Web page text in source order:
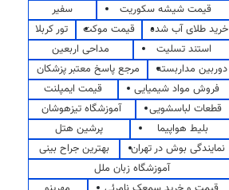
قیمت شیشه سکوریت
سفیر
خرید طلای آب شده
قیمت موکت
تور کربلا
استند تسلیت
مداحی اربعین
دوربین مداربسته
مرجع پاسخ معتبر پزشکان
فروش مواد شیمیایی
قیمت ایمپلنت
قطعات لباسشویی
آموزشگاه تیزهوشان
بلیط هواپیما
پرشین هتل
نمایندگی بوش در تهران
بهترین جراح بینی
آموزشگاه زبان ملل